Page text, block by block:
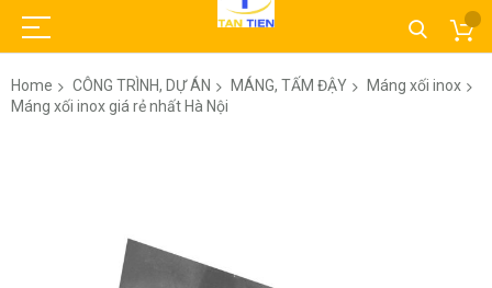
Home CÔNG TRÌNH, DỰ ÁN MÁNG, TẤM ĐẬY
Máng xối inox
Máng xối inox giá rẻ nhất Hà Nội